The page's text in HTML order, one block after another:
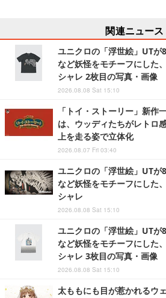
関連ニュース
ユニクロの「浮世絵」UTが
など妖怪をモチーフにした
シャレ 2枚目の写真・画像
2026.08.08 Sat 15:10
「トイ・ストーリー」新作
は、ウッディたちがレトロ
上を走る姿で立体化
2026.08.07 Fri 03:40
ユニクロの「浮世絵」UTが
など妖怪をモチーフにした
シャレ
2026.08.08 Sat 15:10
ユニクロの「浮世絵」UTが
など妖怪をモチーフにした
シャレ 3枚目の写真・画像
2026.08.08 Sat 15:10
太ももにも目が惹かれるウ